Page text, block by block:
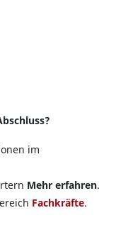
im
Mehr erfahren.
Fachkräfte.